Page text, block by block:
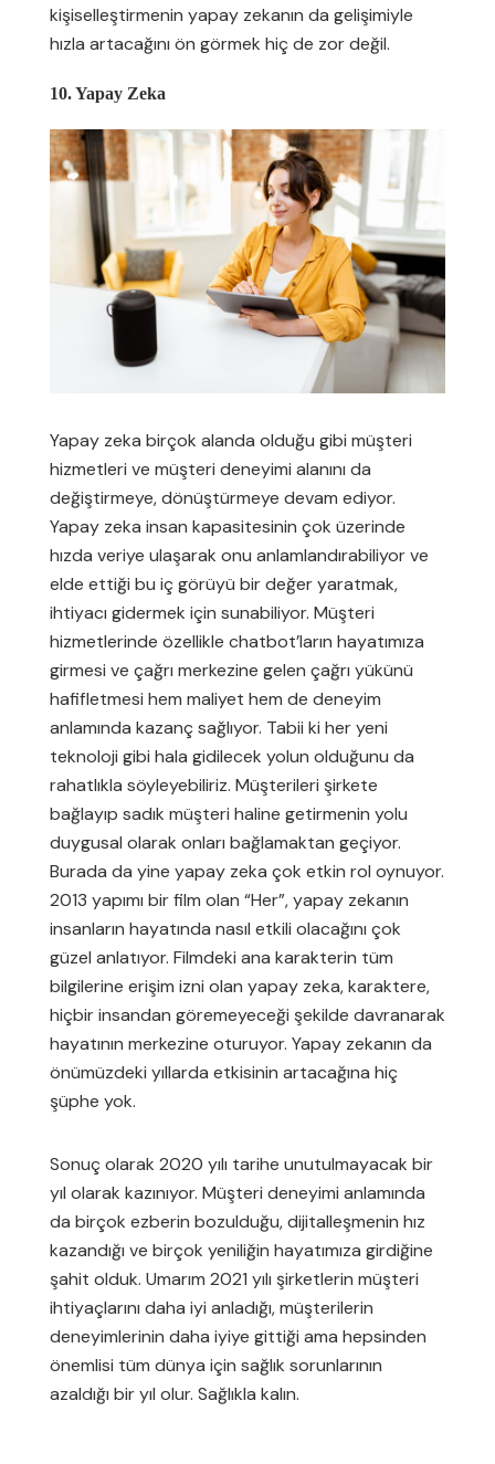
kişiselleştirmenin yapay zekanın da gelişimiyle
hızla artacağını ön görmek hiç de zor değil.
10. Yapay Zeka
Yapay zeka birçok alanda olduğu gibi müşteri
hizmetleri ve müşteri deneyimi alanını da
değiştirmeye, dönüştürmeye devam ediyor.
Yapay zeka insan kapasitesinin çok üzerinde
hızda veriye ulaşarak onu anlamlandırabiliyor ve
elde ettiği bu iç görüyü bir değer yaratmak,
ihtiyacı gidermek için sunabiliyor. Müşteri
hizmetlerinde özellikle chatbot’ların hayatımıza
girmesi ve çağrı merkezine gelen çağrı yükünü
hafifletmesi hem maliyet hem de deneyim
anlamında kazanç sağlıyor. Tabii ki her yeni
teknoloji gibi hala gidilecek yolun olduğunu da
rahatlıkla söyleyebiliriz. Müşterileri şirkete
bağlayıp sadık müşteri haline getirmenin yolu
duygusal olarak onları bağlamaktan geçiyor.
Burada da yine yapay zeka çok etkin rol oynuyor.
2013 yapımı bir film olan “Her”, yapay zekanın
insanların hayatında nasıl etkili olacağını çok
güzel anlatıyor. Filmdeki ana karakterin tüm
bilgilerine erişim izni olan yapay zeka, karaktere,
hiçbir insandan göremeyeceği şekilde davranarak
hayatının merkezine oturuyor. Yapay zekanın da
önümüzdeki yıllarda etkisinin artacağına hiç
şüphe yok.
Sonuç olarak 2020 yılı tarihe unutulmayacak bir
yıl olarak kazınıyor. Müşteri deneyimi anlamında
da birçok ezberin bozulduğu, dijitalleşmenin hız
kazandığı ve birçok yeniliğin hayatımıza girdiğine
şahit olduk. Umarım 2021 yılı şirketlerin müşteri
ihtiyaçlarını daha iyi anladığı, müşterilerin
deneyimlerinin daha iyiye gittiği ama hepsinden
önemlisi tüm dünya için sağlık sorunlarının
azaldığı bir yıl olur. Sağlıkla kalın.